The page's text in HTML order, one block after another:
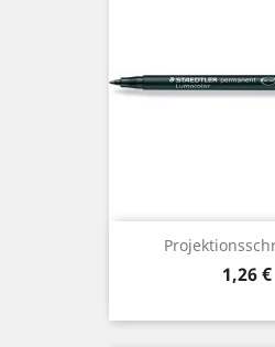
Preis
1,26 €